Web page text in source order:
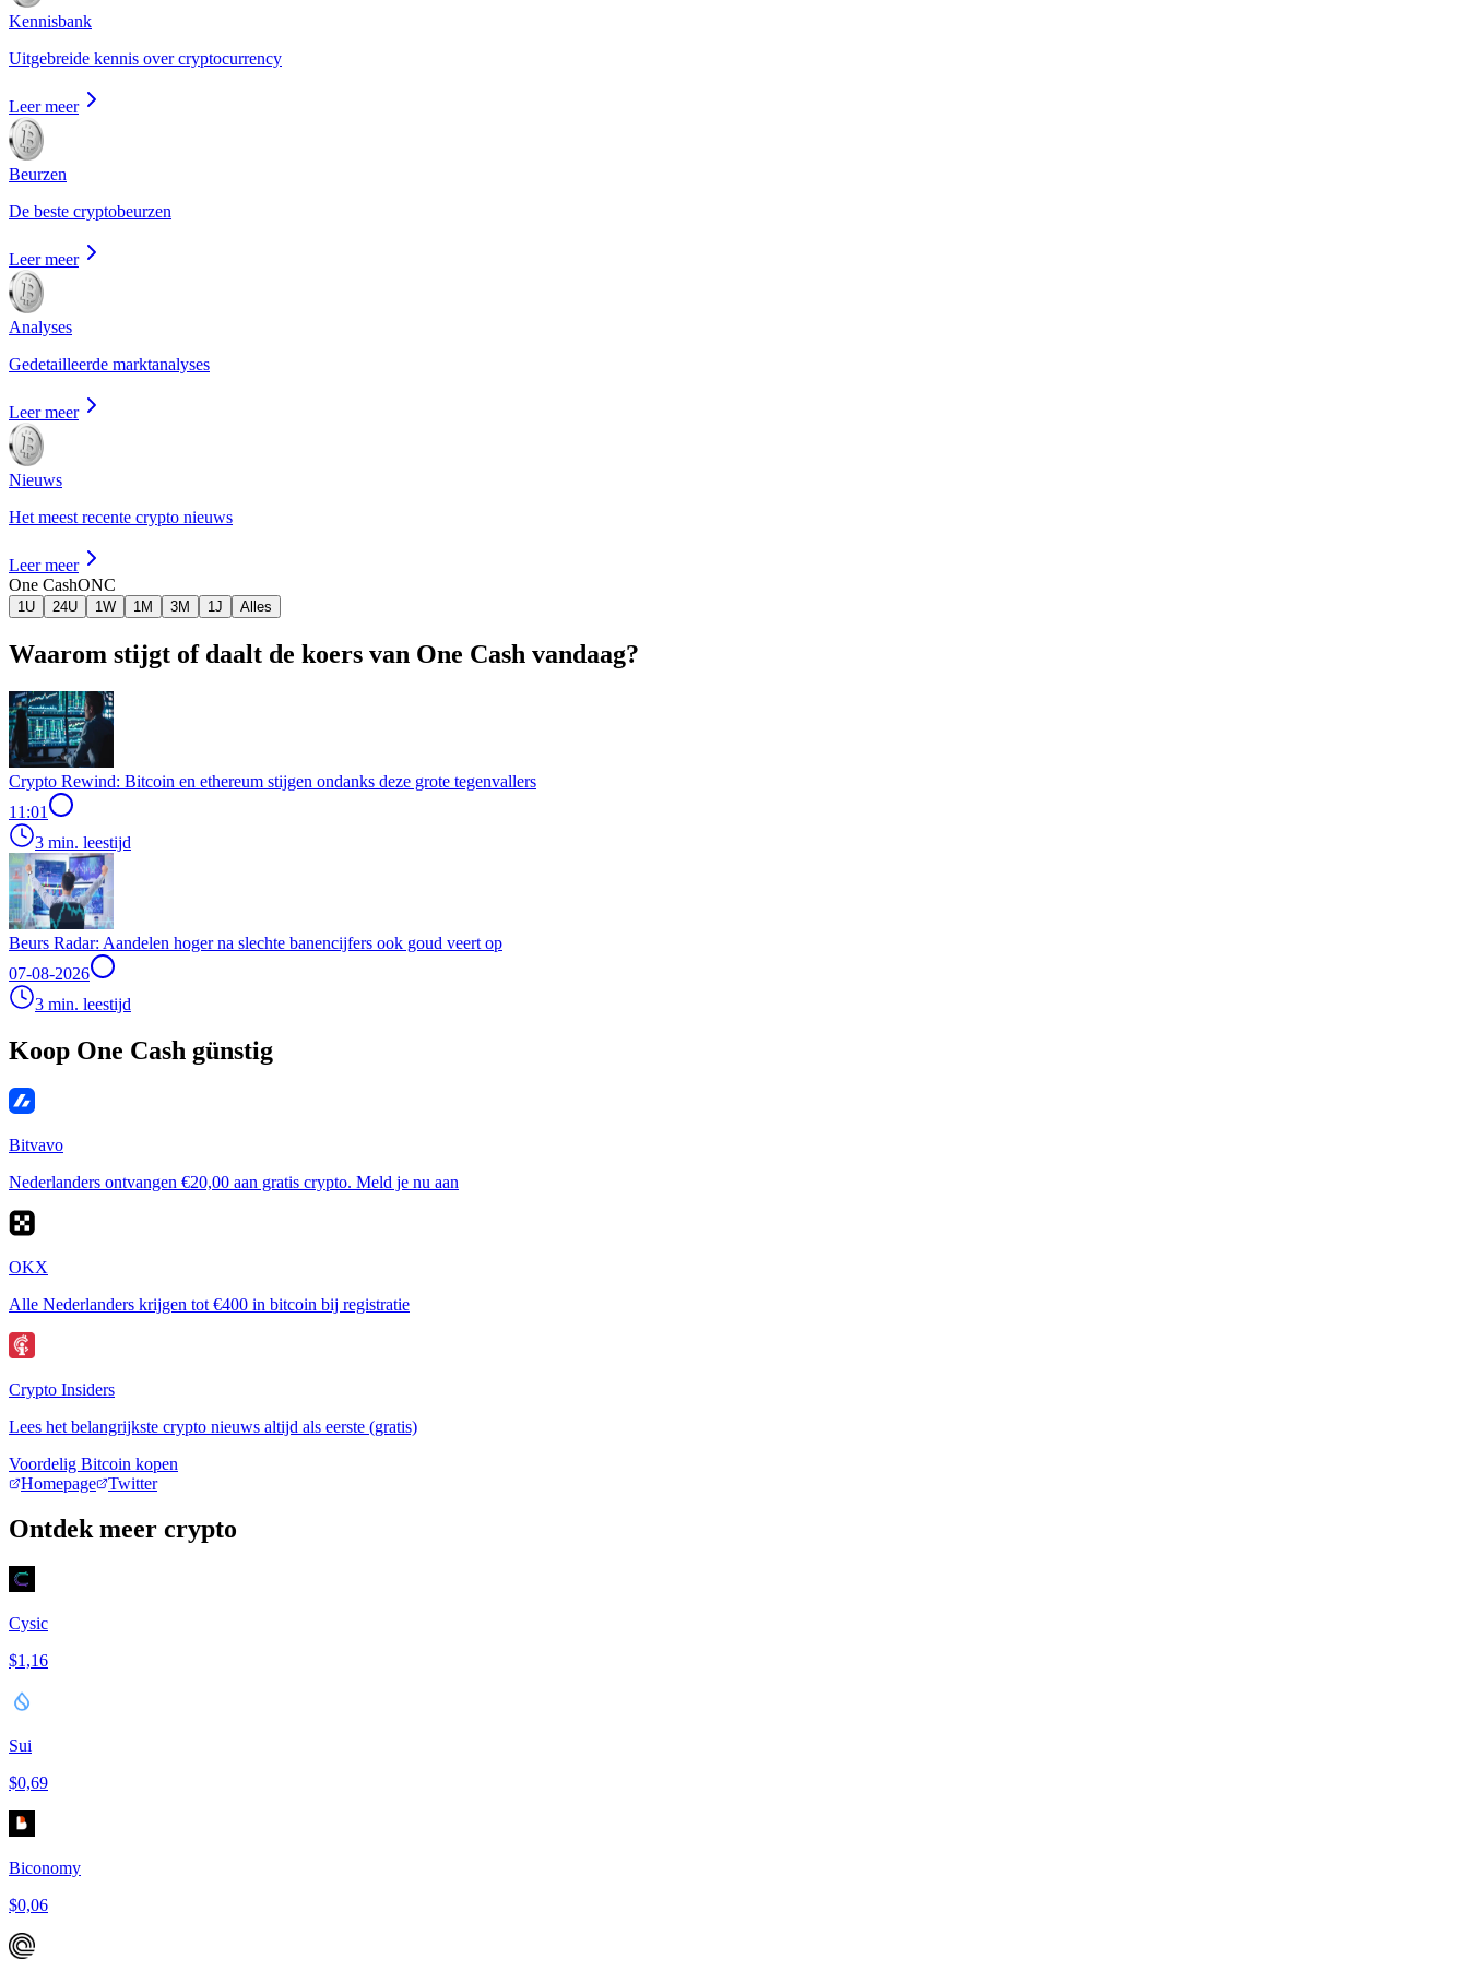
Kennisbank
Uitgebreide kennis over cryptocurrency
Leer meer
Beurzen
De beste cryptobeurzen
Leer meer
Analyses
Gedetailleerde marktanalyses
Leer meer
Nieuws
Het meest recente crypto nieuws
Leer meer
One CashONC
1U 24U 1W 1M 3M 1J Alles
Waarom stijgt of daalt de koers van One Cash vandaag?
Crypto Rewind: Bitcoin en ethereum stijgen ondanks deze grote tegenvallers
11:01
3 min. leestijd
Beurs Radar: Aandelen hoger na slechte banencijfers ook goud veert op
07-08-2026
3 min. leestijd
Koop One Cash günstig
Bitvavo
Nederlanders ontvangen €20,00 aan gratis crypto. Meld je nu aan
OKX
Alle Nederlanders krijgen tot €400 in bitcoin bij registratie
Crypto Insiders
Lees het belangrijkste crypto nieuws altijd als eerste (gratis)
Voordelig Bitcoin kopen
Homepage
Twitter
Ontdek meer crypto
Cysic
$1,16
Sui
$0,69
Biconomy
$0,06